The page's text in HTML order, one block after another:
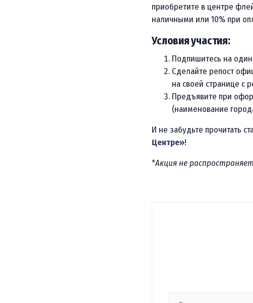
приобретите в центре
наличными или 10% при
Условия участия:
Подпишитесь на
Сделайте репост
на своей странице с
Предъявите при
(наименование
И не забудьте прочитать
Центре»!
*Акция не